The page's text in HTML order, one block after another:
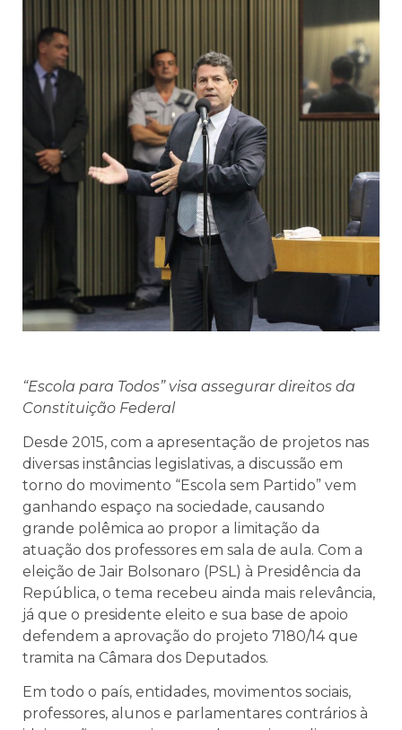
“Escola para Todos” visa assegurar direitos da
Constituição Federal
Desde 2015, com a apresentação de projetos nas
diversas instâncias legislativas, a discussão em
torno do movimento “Escola sem Partido” vem
ganhando espaço na sociedade, causando
grande polêmica ao propor a limitação da
atuação dos professores em sala de aula. Com a
eleição de Jair Bolsonaro (PSL) à Presidência da
República, o tema recebeu ainda mais relevância,
já que o presidente eleito e sua base de apoio
defendem a aprovação do projeto 7180/14 que
tramita na Câmara dos Deputados.
Em todo o país, entidades, movimentos sociais,
professores, alunos e parlamentares contrários à